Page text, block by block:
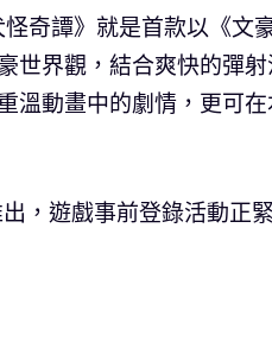
奇譚》就是首款以《文
世界觀，結合爽快的彈
溫動畫中的劇情，更可
，遊戲事前登錄活動正